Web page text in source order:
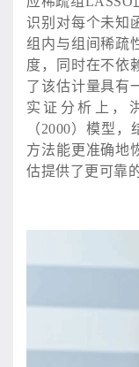
识别对每个未知
组内与组间稀疏
度，同时在不依
了该估计量具有
实证分析上，
（2000）模型
方法能更准确地
估提供了更可靠